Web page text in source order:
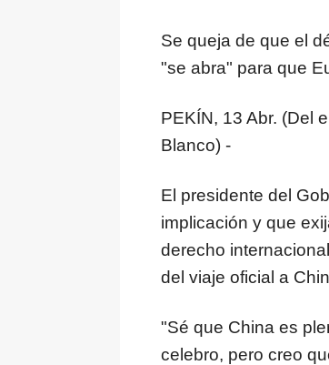
Se queja de que el
"se abra" para que
PEKÍN, 13 Abr. (Del
Blanco) -
El presidente del
implicación y que
derecho
del viaje oficial a
"Sé que China es
celebro, pero creo